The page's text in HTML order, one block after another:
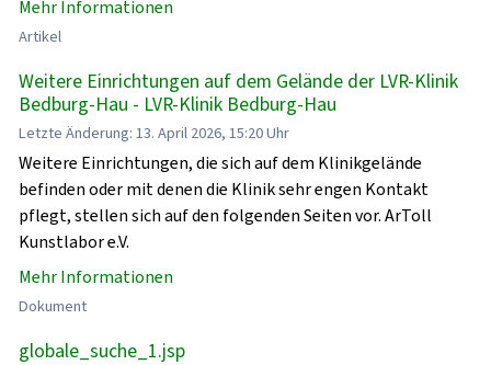
Mehr Informationen
Artikel
Weitere Einrichtungen auf dem Gelände der LVR-Klinik
Bedburg-Hau - LVR-Klinik Bedburg-Hau
Letzte Änderung: 13. April 2026, 15:20 Uhr
Weitere Einrichtungen, die sich auf dem Klinikgelände
befinden oder mit denen die Klinik sehr engen Kontakt
pflegt, stellen sich auf den folgenden Seiten vor. ArToll
Kunstlabor e.V.
Mehr Informationen
Dokument
globale_suche_1.jsp